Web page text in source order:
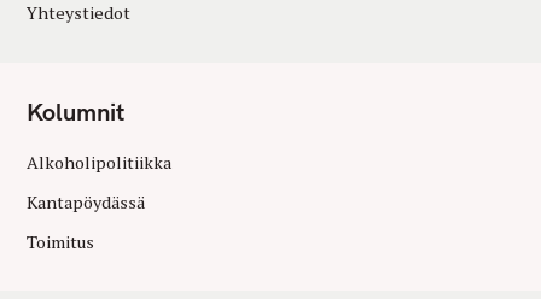
Yhteystiedot
Kolumnit
Alkoholipolitiikka
Kantapöydässä
Toimitus